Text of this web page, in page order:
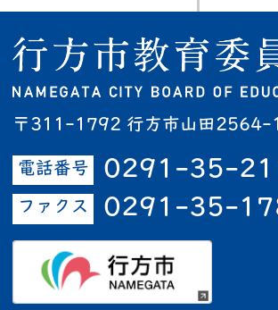
〒311-1792 行方市山田2564-
電話番号 0291-35-
ファクス 0291-35-